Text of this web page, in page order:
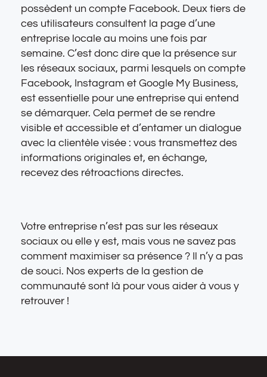
possèdent un compte Facebook. Deux tiers de
ces utilisateurs consultent la page d’une
entreprise locale au moins une fois par
semaine. C’est donc dire que la présence sur
les réseaux sociaux, parmi lesquels on compte
Facebook, Instagram et Google My Business,
est essentielle pour une entreprise qui entend
se démarquer. Cela permet de se rendre
visible et accessible et d’entamer un dialogue
avec la clientèle visée : vous transmettez des
informations originales et, en échange,
recevez des rétroactions directes.
Votre entreprise n’est pas sur les réseaux
sociaux ou elle y est, mais vous ne savez pas
comment maximiser sa présence ? Il n’y a pas
de souci. Nos experts de la gestion de
communauté sont là pour vous aider à vous y
retrouver !